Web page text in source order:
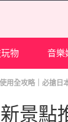
物 音樂
用全攻略｜必搶日
景點